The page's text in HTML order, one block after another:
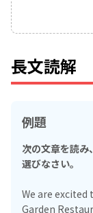
長文読解
例題
次の文章を読
選びなさい。
We are
Garden